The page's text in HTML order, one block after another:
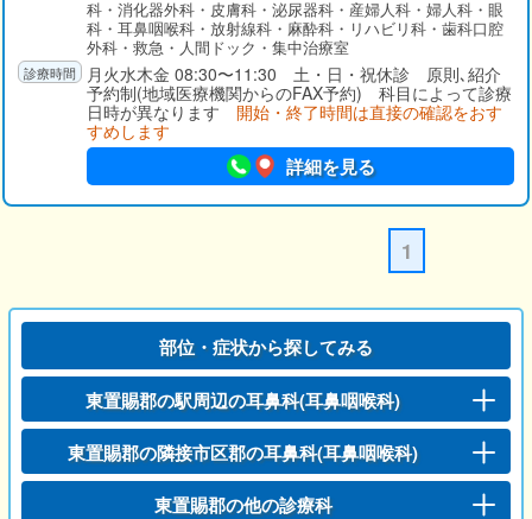
科・消化器外科・皮膚科・泌尿器科・産婦人科・婦人科・眼
科・耳鼻咽喉科・放射線科・麻酔科・リハビリ科・歯科口腔
外科・救急・人間ドック・集中治療室
月火水木金 08:30〜11:30 土・日・祝休診 原則､紹介
予約制(地域医療機関からのFAX予約) 科目によって診療
日時が異なります 開始・終了時間は直接の確認をおす
すめします
詳細を見る
1
部位・症状から探してみる
東置賜郡の駅周辺の耳鼻科(耳鼻咽喉科)
東置賜郡の隣接市区郡の耳鼻科(耳鼻咽喉科)
東置賜郡の他の診療科